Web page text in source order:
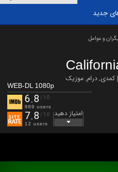
جدید
و عوامل
کمدی,درام, موزیک
WEB-DL 1080p
6.8 /10
989 users
7.8 /10
12 users
امتیاز دهید